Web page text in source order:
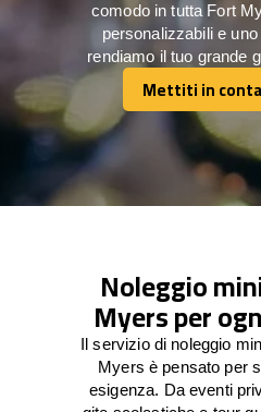
comodo in tutta Fort
personalizzabili e
rendiamo il tuo grande
Mettiti in
Mettiti in
Noleggio
Myers per
Il servizio di noleggio
Myers è pensato per
esigenza. Da eventi